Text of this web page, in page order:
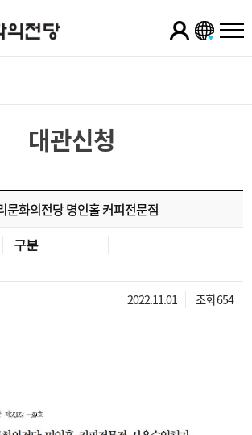
대관신청
문화의전당 명인홀 커피전문점
구분
2022.11.01 조회 654